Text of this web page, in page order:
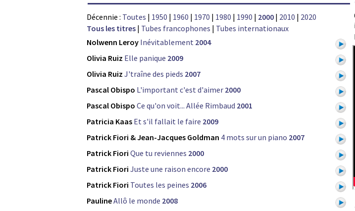
Décennie : Toutes | 1950 | 1960 | 1970 | 1980 | 1990 | 2000 | 2010 | 2020
Tous les titres | Tubes francophones | Tubes internationaux
Nolwenn Leroy Inévitablement 2004
Olivia Ruiz Elle panique 2009
Olivia Ruiz J'traîne des pieds 2007
Pascal Obispo L'important c'est d'aimer 2000
Pascal Obispo Ce qu'on voit... Allée Rimbaud 2001
Patricia Kaas Et s'il fallait le faire 2009
Patrick Fiori & Jean-Jacques Goldman 4 mots sur un piano 2007
Patrick Fiori Que tu reviennes 2000
Patrick Fiori Juste une raison encore 2000
Patrick Fiori Toutes les peines 2006
PaulineAllô le monde 2008